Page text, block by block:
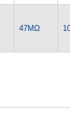
47MΩ